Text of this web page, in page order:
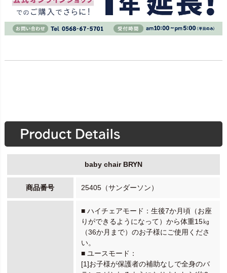
baby chair BRYN
商品番号 25405（サンダーソン）
■ ハイチェアモード：生後7か月頃（お座
りができるようになって）から体重15㎏
（36か月まで）のお子様にご使用くださ
い。
■ ユースモード：
[1]お子様が保護者の補助なしで全身のバ